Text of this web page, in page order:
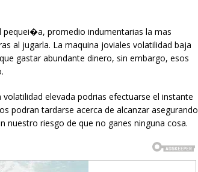
pequei�a, promedio indumentarias la mas
al jugarla. La maquina joviales volatilidad baja
gastar abundante dinero, sin embargo, esos
elevada podrias efectuarse el instante
podran tardarse acerca de alcanzar asegurando
nuestro riesgo de que no ganes ninguna cosa.